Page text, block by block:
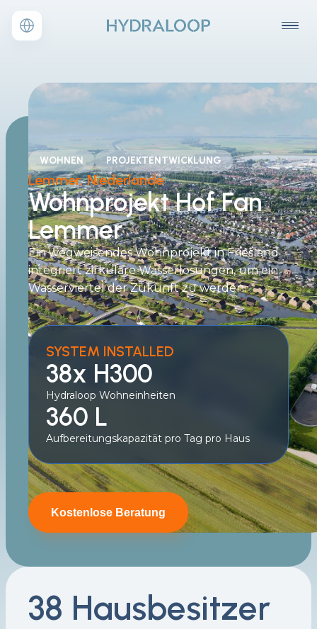
WOHNEN PROJEKTENTWICKLUNG
Lemmer, Niederlande
Wohnprojekt Hof Fan
Lemmer
Ein wegweisendes Wohnprojekt in Friesland
integriert zirkuläre Wasserlösungen, um ein
Wasserviertel der Zukunft zu werden.
SYSTEM INSTALLED
38x H300
Hydraloop Wohneinheiten
360 L
Aufbereitungskapazität pro Tag pro Haus
Kostenlose Beratung
38 Hausbesitzer